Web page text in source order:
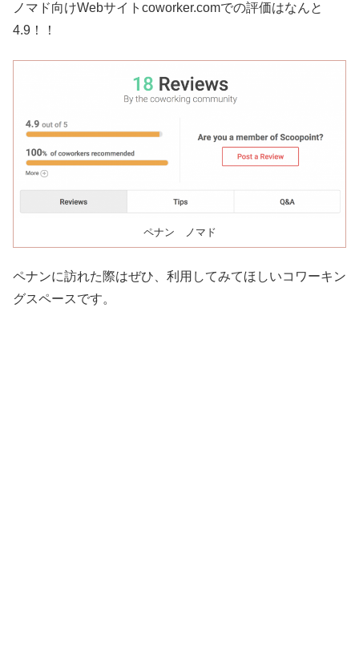
ノマド向けWebサイトcoworker.comでの評価はなんと
4.9！！
ペナン ノマド
ペナンに訪れた際はぜひ、利用してみてほしいコワーキン
グスペースです。